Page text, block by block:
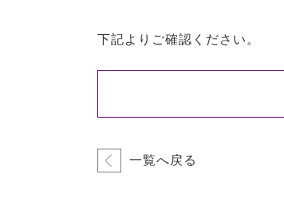
下記よりご確認ください。
一覧へ戻る